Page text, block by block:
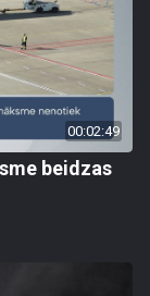
00:02:49
beidzas